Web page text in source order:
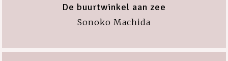
De buurtwinkel aan zee
Sonoko Machida